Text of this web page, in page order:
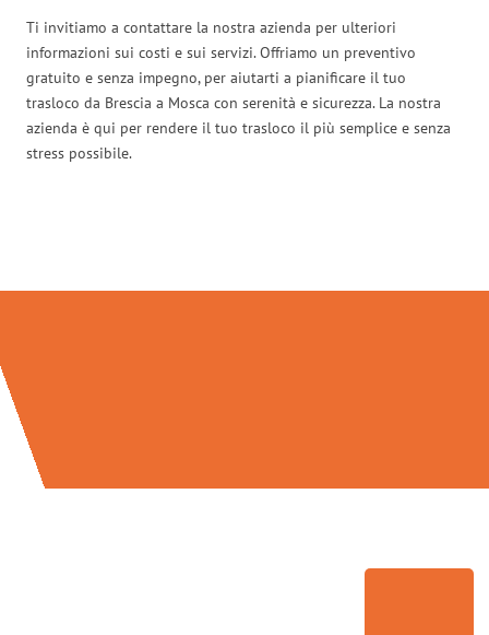
Ti invitiamo a contattare la nostra azienda per ulteriori
informazioni sui costi e sui servizi. Offriamo un preventivo
gratuito e senza impegno, per aiutarti a pianificare il tuo
trasloco da Brescia a Mosca con serenità e sicurezza. La nostra
azienda è qui per rendere il tuo trasloco il più semplice e senza
stress possibile.